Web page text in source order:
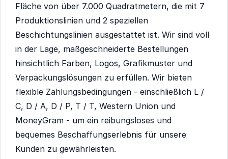
Fläche von über 7.000 Quadratmetern, die mit 7
Produktionslinien und 2 speziellen
Beschichtungslinien ausgestattet ist. Wir sind voll
in der Lage, maßgeschneiderte Bestellungen
hinsichtlich Farben, Logos, Grafikmuster und
Verpackungslösungen zu erfüllen. Wir bieten
flexible Zahlungsbedingungen - einschließlich L /
C, D / A, D / P, T / T, Western Union und
MoneyGram - um ein reibungsloses und
bequemes Beschaffungserlebnis für unsere
Kunden zu gewährleisten.